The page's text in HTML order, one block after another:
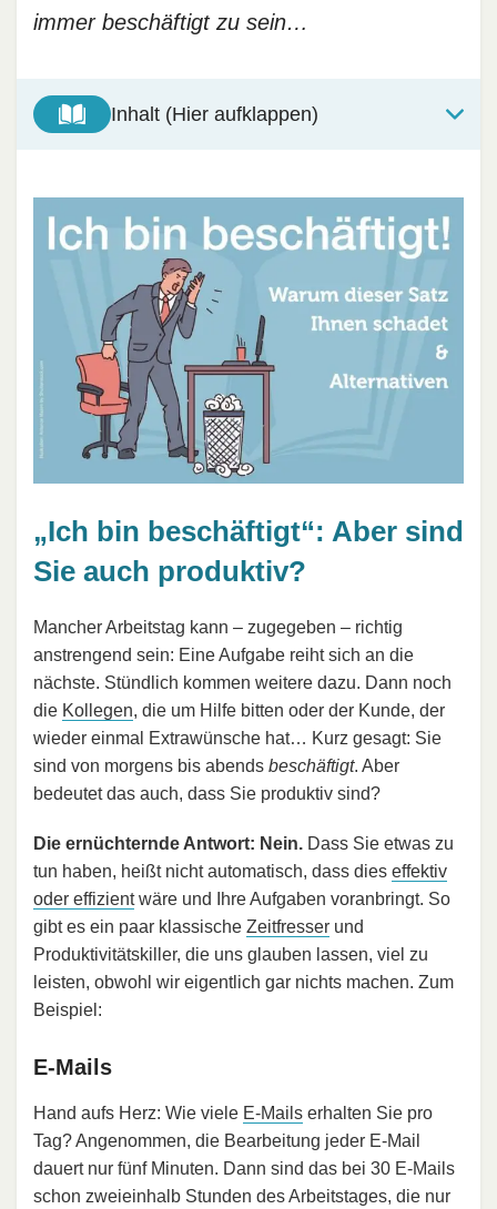
immer beschäftigt zu sein…
Inhalt (Hier aufklappen)
„Ich bin beschäftigt“: Aber sind
Sie auch produktiv?
Mancher Arbeitstag kann – zugegeben – richtig
anstrengend sein: Eine Aufgabe reiht sich an die
nächste. Stündlich kommen weitere dazu. Dann noch
die Kollegen, die um Hilfe bitten oder der Kunde, der
wieder einmal Extrawünsche hat… Kurz gesagt: Sie
sind von morgens bis abends beschäftigt. Aber
bedeutet das auch, dass Sie produktiv sind?
Die ernüchternde Antwort: Nein. Dass Sie etwas zu
tun haben, heißt nicht automatisch, dass dies effektiv
oder effizientwäre und Ihre Aufgaben voranbringt. So
gibt es ein paar klassische Zeitfresser und
Produktivitätskiller, die uns glauben lassen, viel zu
leisten, obwohl wir eigentlich gar nichts machen. Zum
Beispiel:
E-Mails
Hand aufs Herz: Wie viele E-Mails erhalten Sie pro
Tag? Angenommen, die Bearbeitung jeder E-Mail
dauert nur fünf Minuten. Dann sind das bei 30 E-Mails
schon zweieinhalb Stunden des Arbeitstages, die nur